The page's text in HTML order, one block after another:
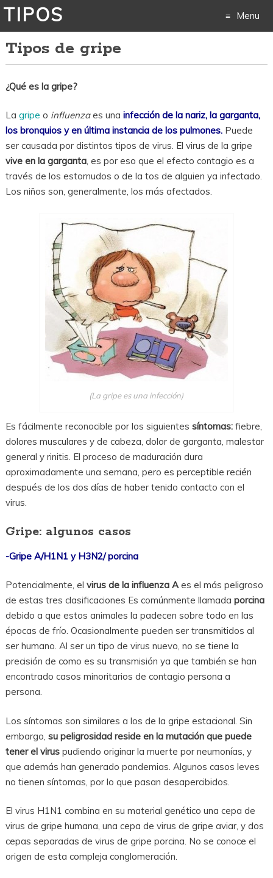
TIPOS Menu
Tipos de gripe
¿Qué es la gripe?
La gripe o influenzaes una infección de la nariz, la garganta,
los bronquios y en última instancia de los pulmones. Puede
ser causada por distintos tipos de virus. El virus de la gripe
vive en la garganta, es por eso que el efecto contagio es a
través de los estornudos o de la tos de alguien ya infectado.
Los niños son, generalmente, los más afectados.
(La gripe es una infección)
Es fácilmente reconocible por los siguientes síntomas:fiebre,
dolores musculares y de cabeza, dolor de garganta, malestar
general y rinitis. El proceso de maduración dura
aproximadamente una semana, pero es perceptible recién
después de los dos días de haber tenido contacto con el
virus.
Gripe: algunos casos
-Gripe A/H1N1 y H3N2/ porcina
Potencialmente, el virus de la influenza Aes el más peligroso
de estas tres clasificaciones Es comúnmente llamada porcina
debido a que estos animales la padecen sobre todo en las
épocas de frío. Ocasionalmente pueden ser transmitidos al
ser humano. Al ser un tipo de virus nuevo, no se tiene la
precisión de como es su transmisión ya que también se han
encontrado casos minoritarios de contagio persona a
persona.
Los síntomas son similares a los de la gripe estacional. Sin
embargo, su peligrosidad reside en la mutación que puede
tener el viruspudiendo originar la muerte por neumonías, y
que además han generado pandemias. Algunos casos leves
no tienen síntomas, por lo que pasan desapercibidos.
El virus H1N1 combina en su material genético una cepa de
virus de gripe humana, una cepa de virus de gripe aviar, y dos
cepas separadas de virus de gripe porcina. No se conoce el
origen de esta compleja conglomeración.